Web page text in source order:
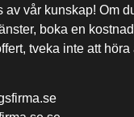
av vår kunskap! Om
boka en
tveka inte att höra